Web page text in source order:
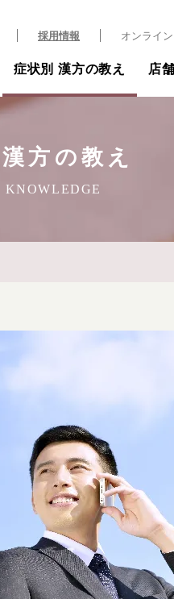
症状別 漢方の教え 店
採用情報 オンライ
方の教え
KNOWLEDGE